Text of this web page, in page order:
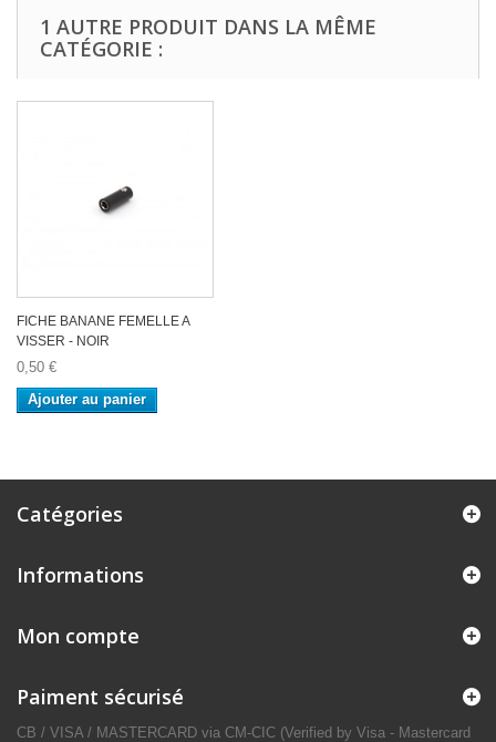
1 AUTRE PRODUIT DANS LA MÊME
CATÉGORIE :
FICHE BANANE FEMELLE A
VISSER - NOIR
0,50 €
Ajouter au panier
Catégories
Informations
Mon compte
Paiment sécurisé
CB / VISA / MASTERCARD via CM-CIC (Verified by Visa - Mastercard